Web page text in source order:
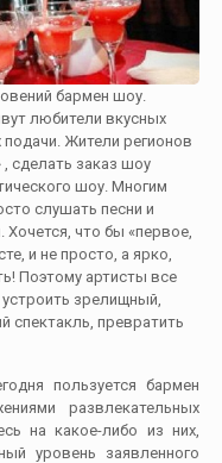
бармен шоу.
любители вкусных
подачи. Жители регионов
, сделать заказ шоу
шоу. Многим
слушать песни и
что бы «первое,
и не просто, а ярко,
Поэтому артисты все
зрелищный,
превратить
пользуется бармен
развлекательных
на какое-либо из них,
уровень заявленного